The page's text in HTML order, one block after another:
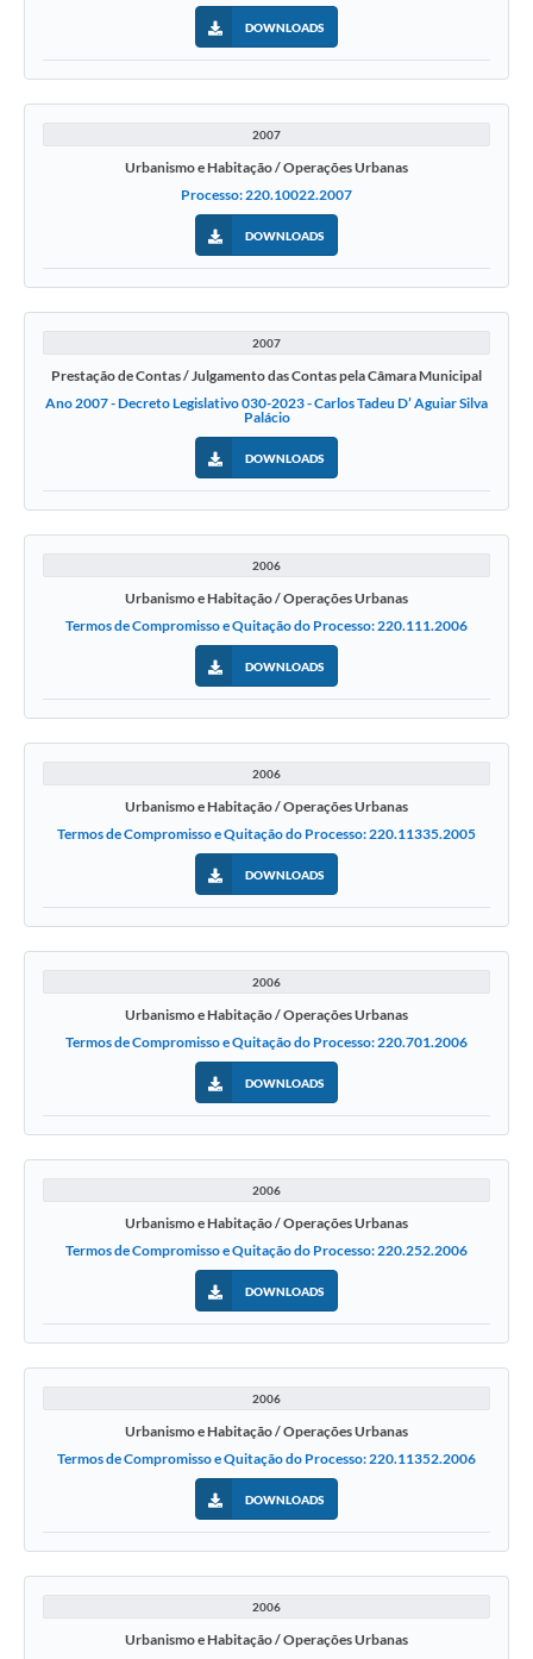
DOWNLOADS
2007
Urbanismo e Habitação / Operações Urbanas
Processo: 220.10022.2007
DOWNLOADS
2007
Prestação de Contas / Julgamento das Contas pela Câmara Municipal
Ano 2007 - Decreto Legislativo 030-2023 - Carlos Tadeu D’ Aguiar Silva
Palácio
DOWNLOADS
2006
Urbanismo e Habitação / Operações Urbanas
Termos de Compromisso e Quitação do Processo: 220.111.2006
DOWNLOADS
2006
Urbanismo e Habitação / Operações Urbanas
Termos de Compromisso e Quitação do Processo: 220.11335.2005
DOWNLOADS
2006
Urbanismo e Habitação / Operações Urbanas
Termos de Compromisso e Quitação do Processo: 220.701.2006
DOWNLOADS
2006
Urbanismo e Habitação / Operações Urbanas
Termos de Compromisso e Quitação do Processo: 220.252.2006
DOWNLOADS
2006
Urbanismo e Habitação / Operações Urbanas
Termos de Compromisso e Quitação do Processo: 220.11352.2006
DOWNLOADS
2006
Urbanismo e Habitação / Operações Urbanas